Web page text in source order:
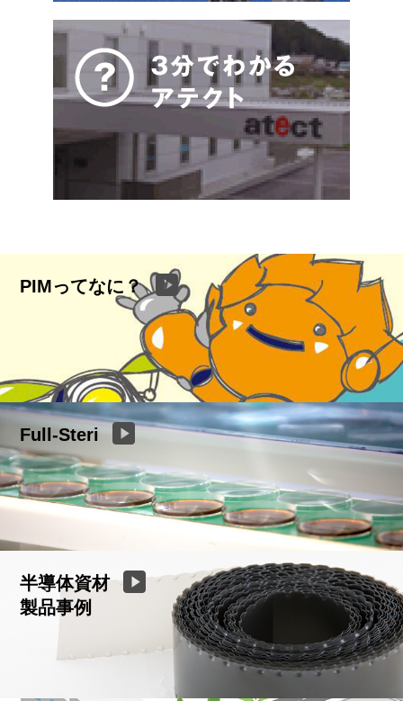
PIMってなに？
Full-Steri
半導体資材
製品事例